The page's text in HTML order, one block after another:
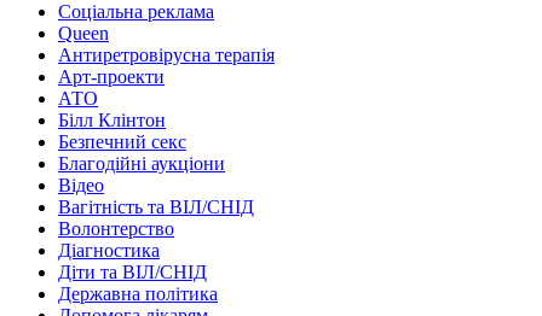
Cоціальна реклама
Queen
Антиретровірусна терапія
Арт-проекти
АТО
Білл Клінтон
Безпечний секс
Благодійні аукціони
Відео
Вагітність та ВІЛ/СНІД
Волонтерство
Діагностика
Діти та ВІЛ/СНІД
Державна політика